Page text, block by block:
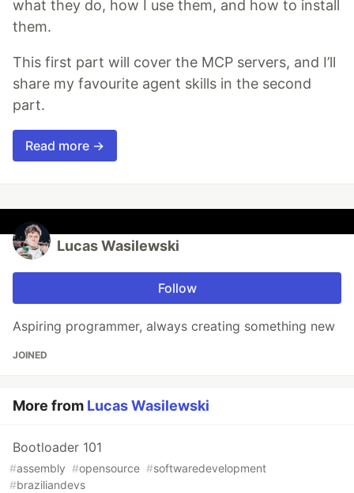
what they do, how I use them, and how to install
them.
This first part will cover the MCP servers, and I’ll
share my favourite agent skills in the second
part.
Read more →
Lucas Wasilewski
Follow
Aspiring programmer, always creating something new
JOINED
More from Lucas Wasilewski
Bootloader 101
#assembly #opensource #softwaredevelopment
#braziliandevs